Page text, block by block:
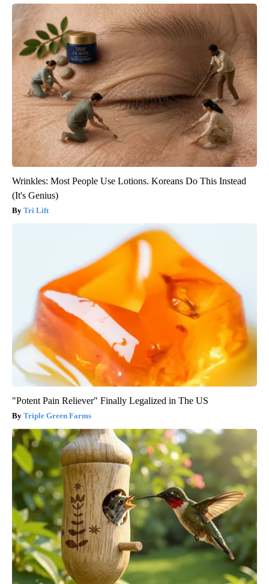
Wrinkles: Most People Use Lotions. Koreans Do This Instead
(It's Genius)
Tri Lift
"Potent Pain Reliever" Finally Legalized in The US
Triple Green Farms